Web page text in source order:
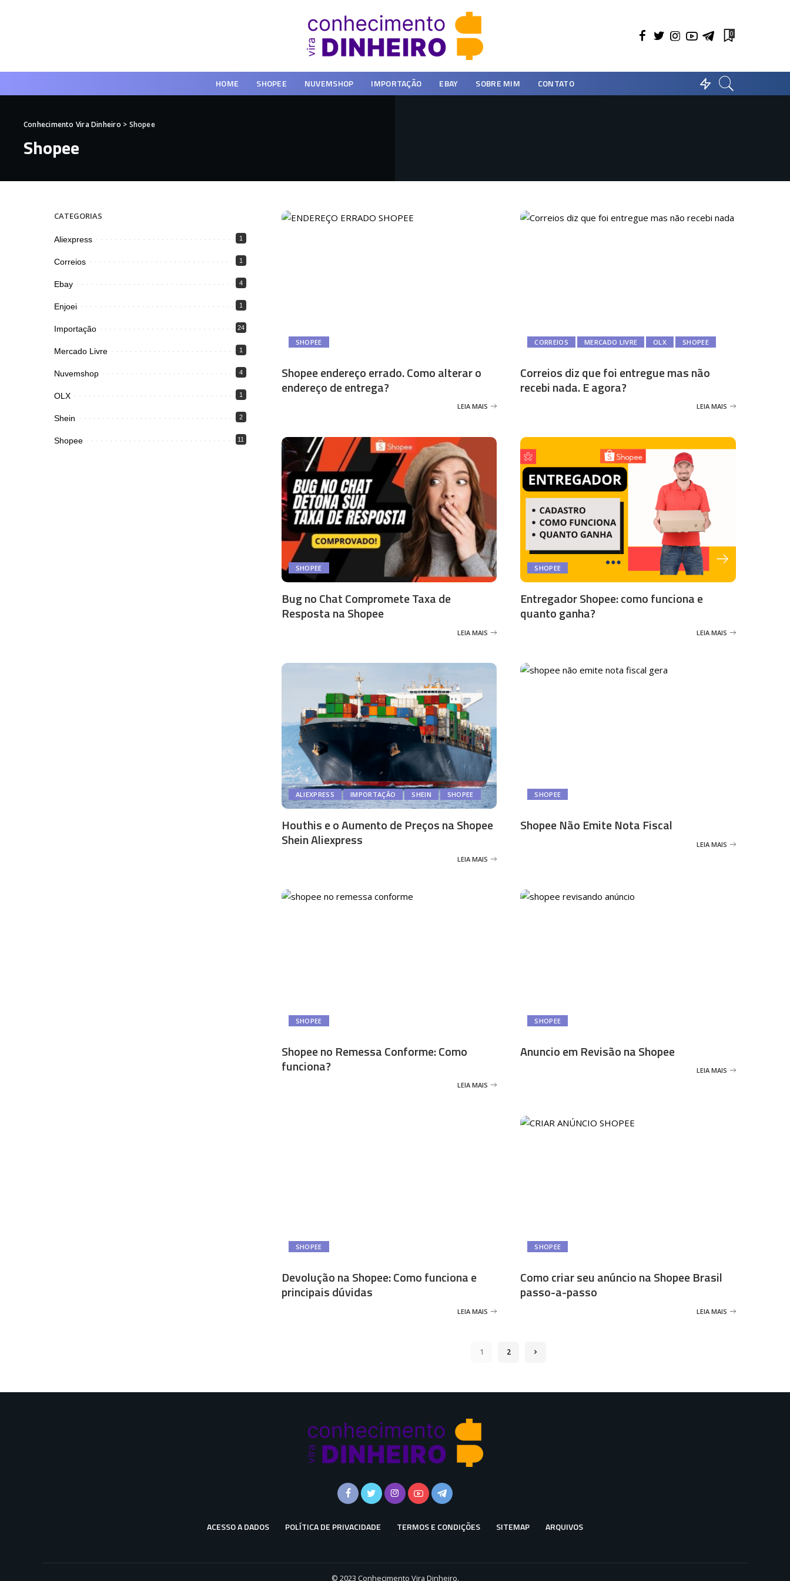
0
HOME SHOPEE NUVEMSHOP IMPORTAÇÃO EBAY SOBRE MIM CONTATO
Conhecimento Vira Dinheiro > Shopee
Shopee
SHOPEE
Shopee endereço errado. Como alterar o
endereço de entrega?
LEIA MAIS
CORREIOS MERCADO LIVRE OLX SHOPEE
Correios diz que foi entregue mas não
recebi nada. E agora?
LEIA MAIS
SHOPEE
Bug no Chat Compromete Taxa de
Resposta na Shopee
LEIA MAIS
SHOPEE
Entregador Shopee: como funciona e
quanto ganha?
LEIA MAIS
ALIEXPRESS IMPORTAÇÃO SHEIN SHOPEE
Houthis e o Aumento de Preços na Shopee
Shein Aliexpress
LEIA MAIS
SHOPEE
Shopee Não Emite Nota Fiscal
LEIA MAIS
SHOPEE
Shopee no Remessa Conforme: Como
funciona?
LEIA MAIS
SHOPEE
Anuncio em Revisão na Shopee
LEIA MAIS
SHOPEE
Devolução na Shopee: Como funciona e
principais dúvidas
LEIA MAIS
SHOPEE
Como criar seu anúncio na Shopee Brasil
passo-a-passo
LEIA MAIS
1 2
CATEGORIAS
Aliexpress 1
Correios 1
Ebay 4
Enjoei 1
Importação 24
Mercado Livre 1
Nuvemshop 4
OLX 1
Shein 2
Shopee 11
ACESSO A DADOS POLÍTICA DE PRIVACIDADE TERMOS E CONDIÇÕES SITEMAP ARQUIVOS
© 2023 Conhecimento Vira Dinheiro.